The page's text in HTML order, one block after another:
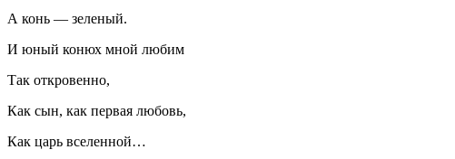
А конь — зеленый.
И юный конюх мной любим
Так откровенно,
Как сын, как первая любовь,
Как царь вселенной…